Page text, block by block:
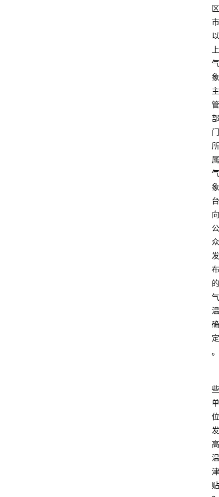
区
市
以
上
气
象
主
管
部
门
所
属
气
象
台
向
公
众
发
布
的
气
温
确
定
。
些
单
位
发
高
温
津
贴